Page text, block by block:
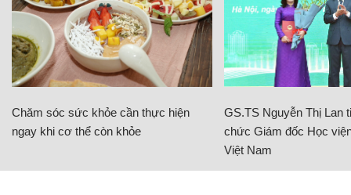
Chăm sóc sức khỏe cần thực hiện
ngay khi cơ thể còn khỏe
GS.TS Nguyễn Thị Lan
chức Giám đốc Học
Việt Nam